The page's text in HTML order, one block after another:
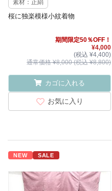
素材：正絹
桜に独楽模様小紋着物
期間限定50％OFF！
¥4,000
(税込 ¥4,400)
通常価格 ¥8,000 (税込 ¥8,800)
カゴに入れる
お気に入り
NEW SALE